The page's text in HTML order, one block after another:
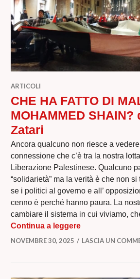
ARTICOLI
CHE HA FATTO DI
MOHAMMED SHAIN?
Zatari
Ancora qualcuno non riesce a
connessione che c’è tra la nostra
Liberazione Palestinese. Qualcuno
“solidarietà” ma la verità è che non
se i politici al governo e all’
cenno è perché hanno paura. La
cambiare il sistema in cui viviamo,
Continua a leggereCHE HA
NOVEMBRE 30, 2025 LASCIA UN